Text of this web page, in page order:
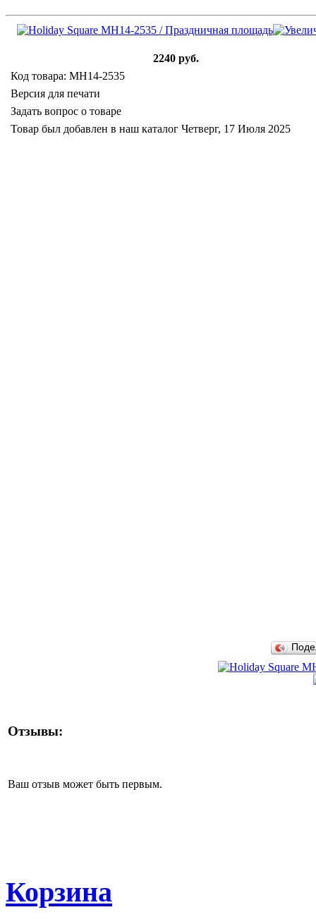
2240 руб.
Код товара: MH14-2535
Версия для печати
Задать вопрос о товаре
Товар был добавлен в наш каталог Четверг, 17 Июля 2025
Отзывы:
Ваш отзыв может быть первым.
Корзина